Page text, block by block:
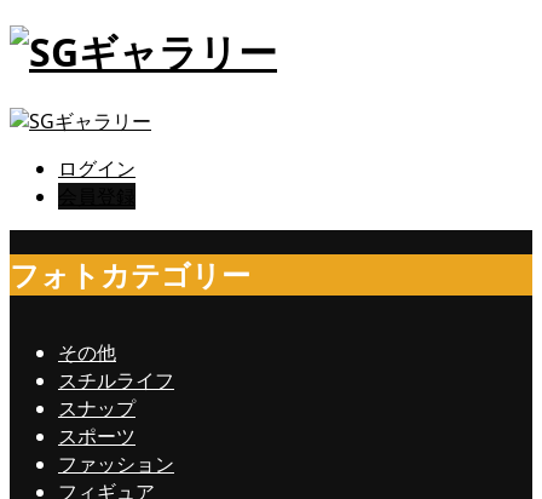
ログイン
フォトカテゴリー
その他
スチルライフ
スナップ
スポーツ
ファッション
フィギュア